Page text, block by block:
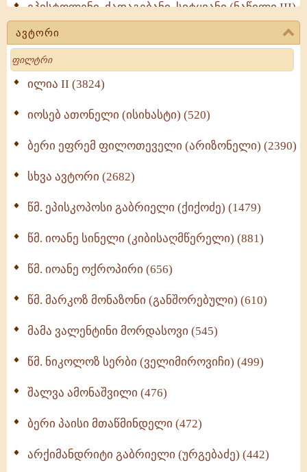
ეპისტოლენი, ქადაგებანი, სიტყვანი (ნაწილი III)
(723)
მოძღვრის ძალზე სასარგებლო რჩევები
მრევლისათვის (545)
Wisdomge (514)
ქადაგებანი გაბრიელ ეპისკოპოსისა - II ტომი
სულიერი ცხოვრების სახელმძღვანელო -
ნაწილი II (369)
ავტორი
Search
ილია II (3824)
იოსებ ათონელი (ისიხასტი) (520)
ბერი ეფრემ ფილოთეველი (არიზონელი) (2390)
სხვა ავტორი (2682)
წმ. ეპისკოპოსი გაბრიელი (ქიქოძე) (1479)
წმ. იოანე სინელი (კიბისაღმწერელი) (881)
წმ. იოანე ოქროპირი (656)
წმ. მარკოზ მონაზონი (განშორებული) (610)
მამა ვალენტინი მორდასოვი (545)
წმ. ნიკოლოზ სერბი (ველიმიროვიჩი) (499)
შალვა ამონაშვილი (476)
ბერი პაისი მთაწმინდელი (472)
არქიმანდრიტი გაბრიელი (ურგებაძე) (442)